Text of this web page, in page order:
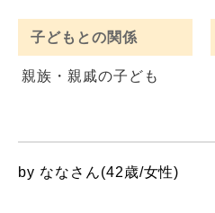
子どもとの関係
親族・親戚の子ども
by ななさん(42歳/女性)